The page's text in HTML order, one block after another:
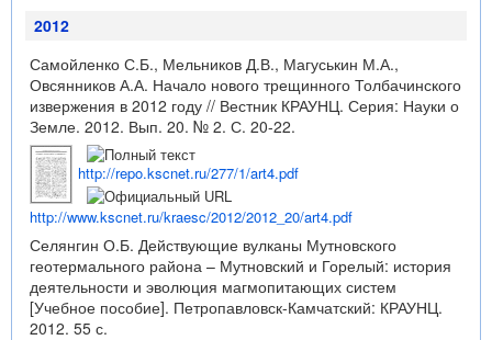
2012
Самойленко С.Б., Мельников Д.В., Магуськин М.А.,
Овсянников А.А. Начало нового трещинного Толбачинского
извержения в 2012 году // Вестник КРАУНЦ. Серия: Науки о
Земле. 2012. Вып. 20. № 2. С. 20-22.
http://repo.kscnet.ru/277/1/art4.pdf
http://www.kscnet.ru/kraesc/2012/2012_20/art4.pdf
Селянгин О.Б. Действующие вулканы Мутновского
геотермального района – Мутновский и Горелый: история
деятельности и эволюция магмопитающих систем
[Учебное пособие]. Петропавловск-Камчатский: КРАУНЦ.
2012. 55 с.